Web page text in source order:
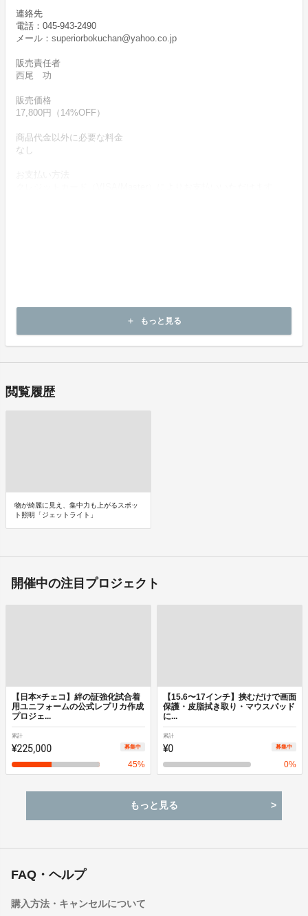
連絡先
電話：045-943-2490
メール：superiorbokuchan@yahoo.co.jp
販売責任者
西尾 功
販売価格
17,800円（14%OFF）
商品代金以外に必要な料金
なし
キャンセルはできません。
決済完了後の返金は一切できません。
add もっと見る
閲覧履歴
物が綺麗に見え、集中力も上がるスポッ
ト照明「ジェットライト」
開催中の注目プロジェクト
【日本×チェコ】絆の証強化試合着
用ユニフォームの公式レプリカ作成
プロジェ...
累計
¥225,000 募集中
45%
【15.6〜17インチ】挟むだけで画面
保護・皮脂拭き取り・マウスパッド
に...
累計
¥0 募集中
0%
もっと見る
FAQ・ヘルプ
購入方法・キャンセルについて